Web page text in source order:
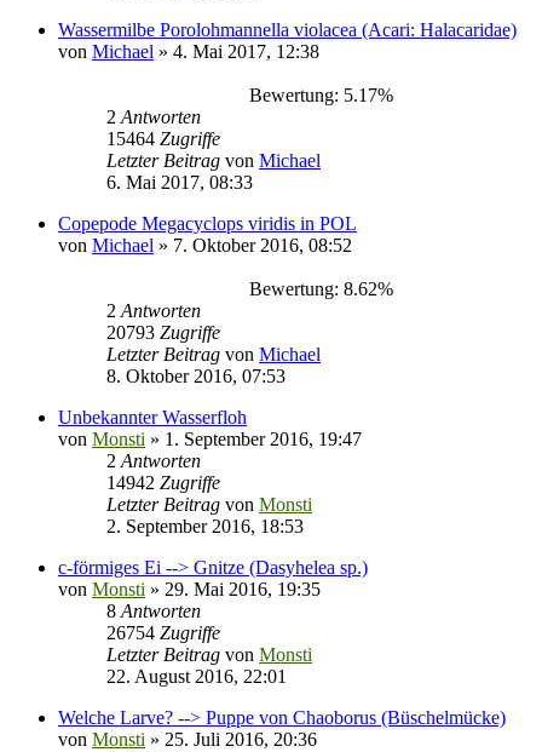
Wassermilbe Porolohmannella violacea (Acari: Halacaridae)
von Michael » 4. Mai 2017, 12:38
Bewertung: 5.17%
2 Antworten
15464 Zugriffe
Letzter Beitrag von Michael
6. Mai 2017, 08:33
Copepode Megacyclops viridis in POL
von Michael » 7. Oktober 2016, 08:52
Bewertung: 8.62%
2 Antworten
20793 Zugriffe
Letzter Beitrag von Michael
8. Oktober 2016, 07:53
Unbekannter Wasserfloh
von Monsti » 1. September 2016, 19:47
2 Antworten
14942 Zugriffe
Letzter Beitrag von Monsti
2. September 2016, 18:53
c-förmiges Ei --> Gnitze (Dasyhelea sp.)
von Monsti » 29. Mai 2016, 19:35
8 Antworten
26754 Zugriffe
Letzter Beitrag von Monsti
22. August 2016, 22:01
Welche Larve? --> Puppe von Chaoborus (Büschelmücke)
von Monsti » 25. Juli 2016, 20:36